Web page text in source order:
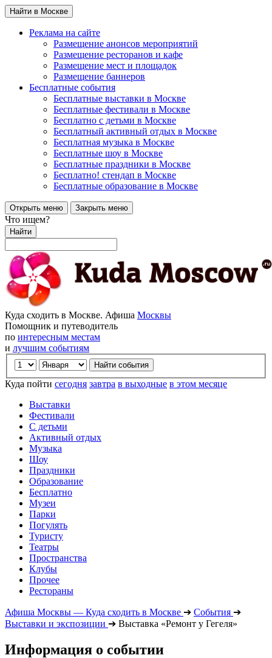
Найти в Москве
Реклама на сайте
Размещение анонсов мероприятий
Размещение ресторанов и кафе
Размещение мест и площадок
Размещение баннеров
Бесплатные события
Бесплатные выставки в Москве
Бесплатные фестивали в Москве
Бесплатно с детьми в Москве
Бесплатный активный отдых в Москве
Бесплатная музыка в Москве
Бесплатные шоу в Москве
Бесплатные праздники в Москве
Бесплатно! стендап в Москве
Бесплатные образование в Москве
Открыть меню Закрыть меню
Что ищем?
Найти
Куда сходить в Москве. Афиша Москвы
Помощник и путеводитель
по интересным местам
и лучшим событиям
Куда пойти сегодня завтра в выходные в этом месяце
Выставки
Фестивали
С детьми
Активный отдых
Музыка
Шоу
Праздники
Образование
Бесплатно
Музеи
Парки
Погулять
Туристу
Театры
Пространства
Клубы
Прочее
Рестораны
Афиша Москвы — Куда сходить в Москве ➔ События ➔
Выставки и экспозиции ➔ Выставка «Ремонт у Гегеля»
Информация о событии